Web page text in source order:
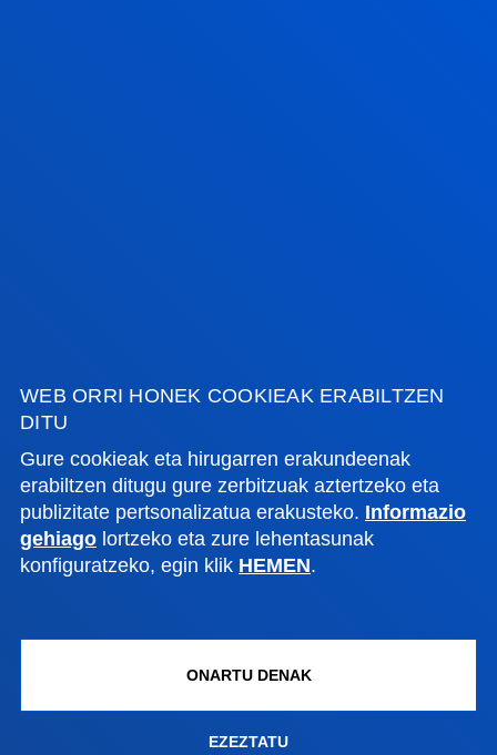
WEB ORRI HONEK COOKIEAK ERABILTZEN
DITU
Gure cookieak eta hirugarren erakundeenak
erabiltzen ditugu gure zerbitzuak aztertzeko eta
publizitate pertsonalizatua erakusteko. Informazio
gehiago lortzeko eta zure lehentasunak
konfiguratzeko, egin klik HEMEN.
ONARTU DENAK
EZEZTATU
Ezagutu campusa
Jarri gurekin harremanetan
Gasteizko egoitza
Ezagutu egoitza
Madrilgo egoitza
Ezagutu egoitza